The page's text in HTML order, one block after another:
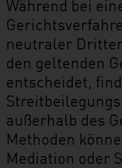
neutraler
den geltenden
entscheidet,
außerhalb des
Methoden
Mediation oder